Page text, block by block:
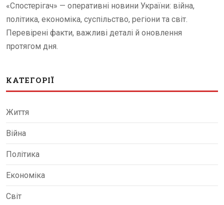
«Спостерігач» — оперативні новини України: війна,
політика, економіка, суспільство, регіони та світ.
Перевірені факти, важливі деталі й оновлення
протягом дня.
КАТЕГОРІЇ
Життя
Війна
Політика
Економіка
Світ